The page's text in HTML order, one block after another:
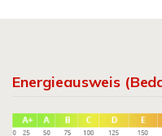
Energieausweis